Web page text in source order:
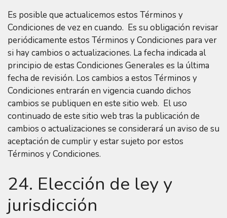
Es posible que actualicemos estos Términos y
Condiciones de vez en cuando. Es su obligación revisar
periódicamente estos Términos y Condiciones para ver
si hay cambios o actualizaciones. La fecha indicada al
principio de estas Condiciones Generales es la última
fecha de revisión. Los cambios a estos Términos y
Condiciones entrarán en vigencia cuando dichos
cambios se publiquen en este sitio web. El uso
continuado de este sitio web tras la publicación de
cambios o actualizaciones se considerará un aviso de su
aceptación de cumplir y estar sujeto por estos
Términos y Condiciones.
24. Elección de ley y
jurisdicción